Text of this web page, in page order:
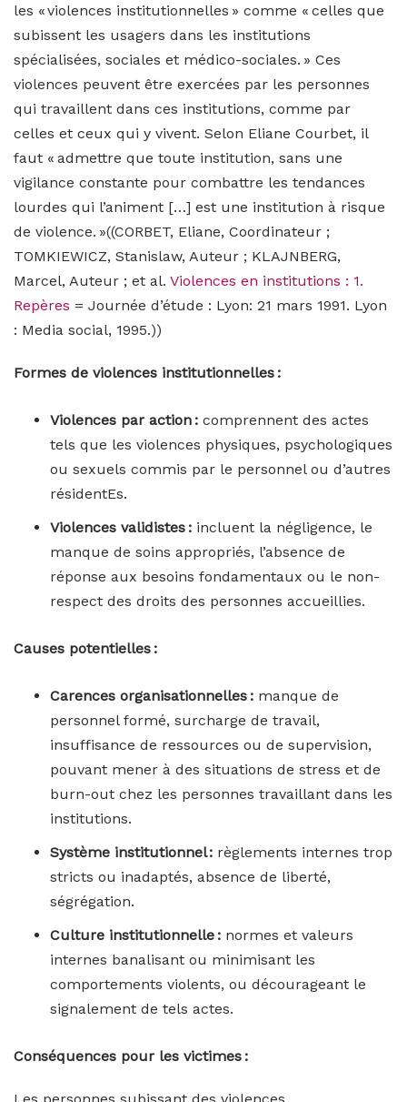
les « violences institutionnelles » comme « celles que
subissent les usagers dans les institutions
spécialisées, sociales et médico-sociales. » Ces
violences peuvent être exercées par les personnes
qui travaillent dans ces institutions, comme par
celles et ceux qui y vivent. Selon Eliane Courbet, il
faut « admettre que toute institution, sans une
vigilance constante pour combattre les tendances
lourdes qui l’animent […] est une institution à risque
de violence. »((CORBET, Eliane, Coordinateur ;
TOMKIEWICZ, Stanislaw, Auteur ; KLAJNBERG,
Marcel, Auteur ; et al. Violences en institutions : 1.
Repères = Journée d’étude : Lyon: 21 mars 1991. Lyon
: Media social, 1995.))
Formes de violences institutionnelles :
Violences par action : comprennent des actes
tels que les violences physiques, psychologiques
ou sexuels commis par le personnel ou d’autres
résidentEs.
Violences validistes : incluent la négligence, le
manque de soins appropriés, l’absence de
réponse aux besoins fondamentaux ou le non-
respect des droits des personnes accueillies.
Causes potentielles :
Carences organisationnelles : manque de
personnel formé, surcharge de travail,
insuffisance de ressources ou de supervision,
pouvant mener à des situations de stress et de
burn-out chez les personnes travaillant dans les
institutions.
Système institutionnel : règlements internes trop
stricts ou inadaptés, absence de liberté,
ségrégation.
Culture institutionnelle : normes et valeurs
internes banalisant ou minimisant les
comportements violents, ou décourageant le
signalement de tels actes.
Conséquences pour les victimes :